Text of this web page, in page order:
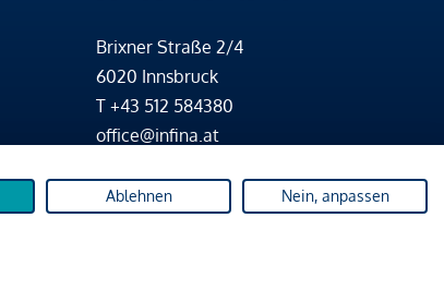
Brixner Straße 2/4
6020 Innsbruck
T+43 512 584380
office@infina.at
Ablehnen Nein, anpassen